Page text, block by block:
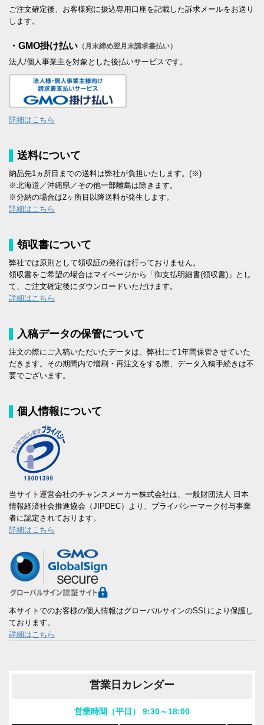
ご注文確定後、お客様宛に振込専用口座を記載した訴求メールをお送り
します。
・GMO掛け払い （月末締め翌月末請求書払い）
法人/個人事業主を対象とした後払いサービスです。
詳細はこちら
送料について
納品先1ヵ所目までの送料は弊社が負担いたします。(※)
※北海道／沖縄県／その他一部離島は除きます。
※分納の場合は2ヶ所目以降送料が発生します。
詳細はこちら
領収書について
弊社では原則として領収証の発行は行っておりません。
領収書をご希望の場合はマイページから「御支払明細書(領収書)」とし
て、ご注文確定後にダウンロードいただけます。
詳細はこちら
入稿データの保管について
注文の際にご入稿いただいたデータは、弊社にて1年間保管させていた
だきます。その期間内で増刷・再注文をする際、データ入稿手続きは不
要でございます。
個人情報について
当サイト運営会社のチャンスメーカー株式会社は、一般財団法人 日本
情報経済社会推進協会（JIPDEC）より、プライバシーマーク付与事業
者に認定されております。
詳細はこちら
本サイトでのお客様の個人情報はグローバルサインのSSLにより保護し
ております。
詳細はこちら
営業日カレンダー
営業時間（平日） 9:30～18:00